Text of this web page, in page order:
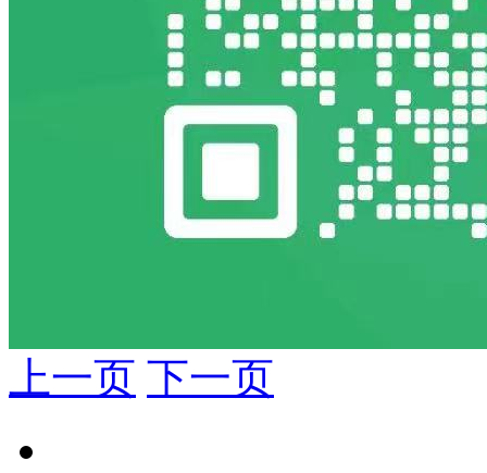
上一页 下一页